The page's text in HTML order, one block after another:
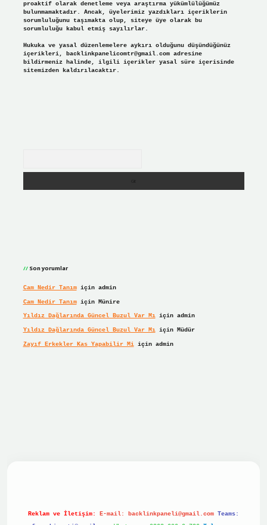
proaktif olarak denetleme veya araştırma yükümlülüğümüz
bulunmamaktadır. Ancak, üyelerimiz yazdıkları içeriklerin
sorumluluğunu taşımakta olup, siteye üye olarak bu
sorumluluğu kabul etmiş sayılırlar.
Hukuka ve yasal düzenlemelere aykırı olduğunu düşündüğünüz
içerikleri, backlinkpanelicomtr@gmail.comadresine
bildirmeniz halinde, ilgili içerikler yasal süre içerisinde
sitemizden kaldırılacaktır.
Son yorumlar
Cam Nedir Tanımiçin admin
Cam Nedir Tanımiçin Münire
Yıldız Dağlarında Güncel Buzul Var Mıiçin admin
Yıldız Dağlarında Güncel Buzul Var Mıiçin Müdür
Zayıf Erkekler Kas Yapabilir Miiçin admin
Reklam ve İletişim: E-mail: backlinkpaneli@gmail.com Teams: